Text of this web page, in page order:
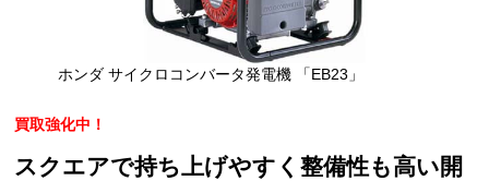
ホンダ サイクロコンバータ発電機 「EB23」
買取強化中！
スクエアで持ち上げやすく整備性も高い開